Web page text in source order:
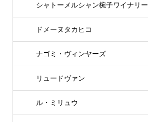
シャトーメルシャン椀子ワイナリー
ドメーヌタカヒコ
ナゴミ・ヴィンヤーズ
リュードヴァン
ル・ミリュウ